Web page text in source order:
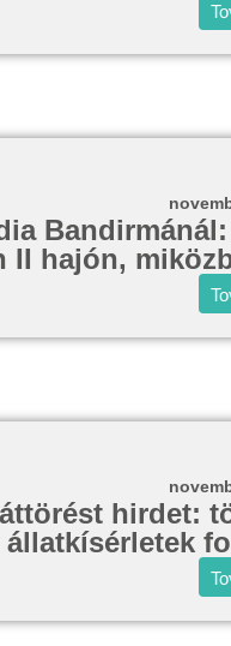
II hajón,
hirdet:
állatkísérletek